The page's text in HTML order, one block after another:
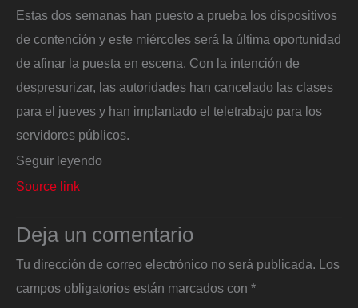
Estas dos semanas han puesto a prueba los dispositivos
de contención y este miércoles será la última oportunidad
de afinar la puesta en escena. Con la intención de
despresurizar, las autoridades han cancelado las clases
para el jueves y han implantado el teletrabajo para los
servidores públicos.
Seguir leyendo
Source link
Deja un comentario
Tu dirección de correo electrónico no será publicada. Los
campos obligatorios están marcados con *